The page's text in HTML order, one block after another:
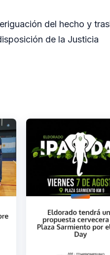
del hecho y
de la Justicia